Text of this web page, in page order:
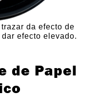
da efecto de
efecto elevado.
de Papel